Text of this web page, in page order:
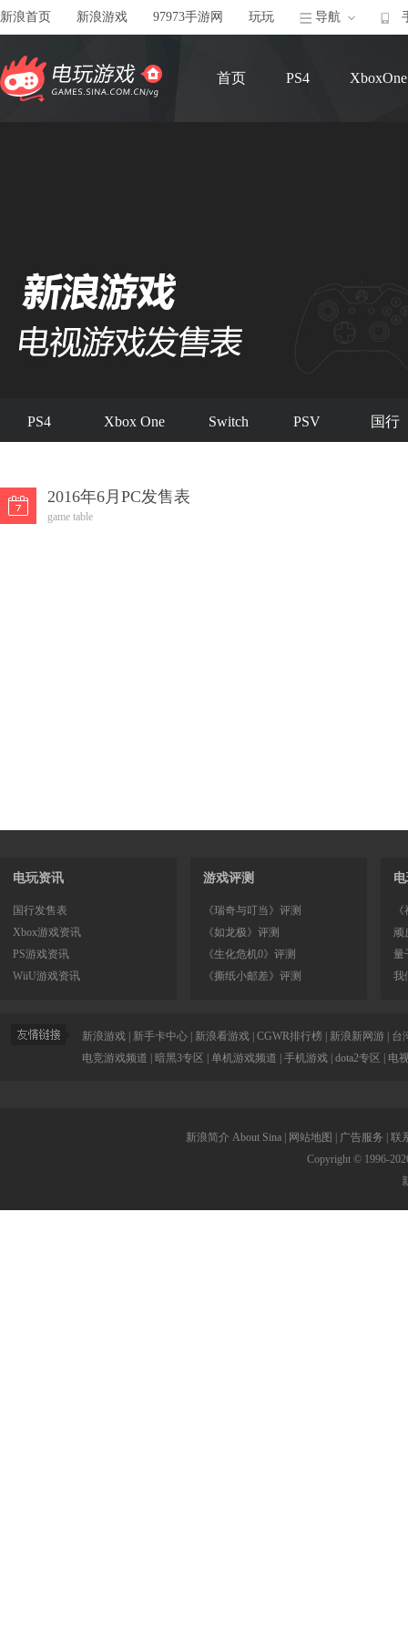
新浪首页 新浪游戏 97973手游网 玩玩 导航
首页 PS4 XboxOne
PS4 Xbox One Switch PSV 国行
2016年6月PC发售表
game table
电玩资讯
国行发售表
Xbox游戏资讯
PS游戏资讯
WiiU游戏资讯
游戏评测
《瑞奇与叮当》评测
《如龙极》评测
《生化危机0》评测
《撕纸小邮差》评测
顽
量
我
新浪游戏 新手卡中心 新浪看游戏 CGWR排行榜 新浪新网游
台
电竞游戏频道
暗黑3专区 单机游戏频道 手机游戏 dota2专区 电
新浪简介 About Sina 网站地图 广告服务
联
Copyright © 1996-